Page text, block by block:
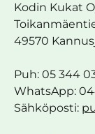
Kodin Kukat
49570
Puh: 05 344
WhatsApp:
Sähköposti: